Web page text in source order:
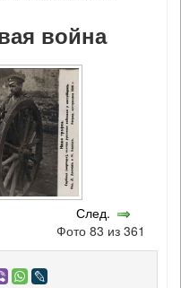
война
След.
Фото 83 из 361